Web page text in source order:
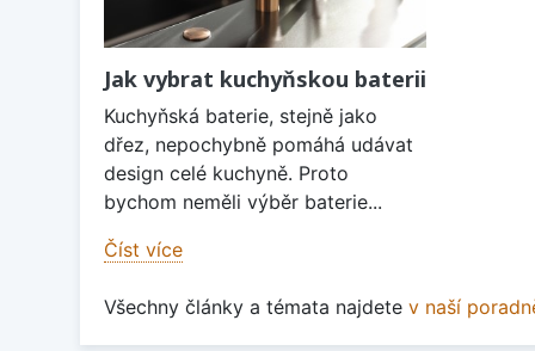
Jak vybrat kuchyňskou baterii
Kuchyňská baterie, stejně jako
dřez, nepochybně pomáhá udávat
design celé kuchyně. Proto
bychom neměli výběr baterie...
Číst více
Všechny články a témata najdete v naší